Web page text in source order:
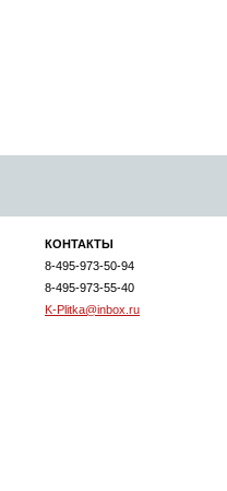
КОНТАКТЫ
8-495-973-50-94
8-495-973-55-40
K-Plitka@inbox.ru